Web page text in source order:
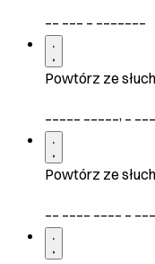
Powtórz ze
_____ _____, _
Powtórz ze